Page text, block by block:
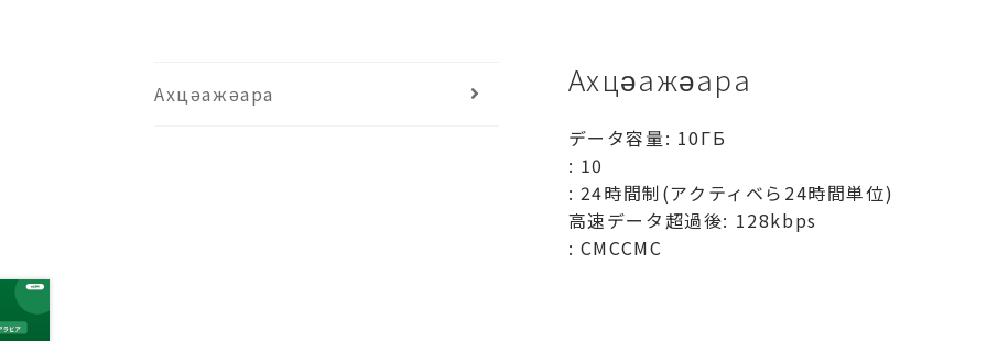
Ахцәажәара Ахцәажәара
データ容量: 10ГБ
: 10
: 24時間制(アクティベら24時間単位)
高速データ超過後: 128kbps
: СМССМС